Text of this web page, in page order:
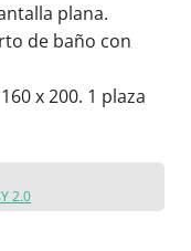
plana.
de baño con
x 200. 1 plaza
2.0